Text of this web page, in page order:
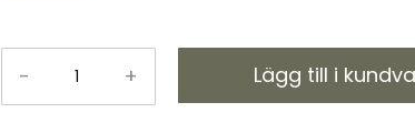
- + Lägg till i